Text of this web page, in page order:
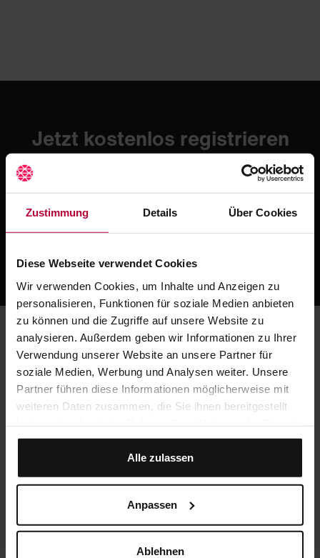
Zustimmung Details Über Cookies
Diese Webseite verwendet Cookies
Wir verwenden Cookies, um Inhalte und Anzeigen zu
personalisieren, Funktionen für soziale Medien anbieten
zu können und die Zugriffe auf unsere Website zu
analysieren. Außerdem geben wir Informationen zu Ihrer
Verwendung unserer Website an unsere Partner für
soziale Medien, Werbung und Analysen weiter. Unsere
Partner führen diese Informationen möglicherweise mit
weiteren Daten zusammen, die Sie ihnen bereitgestellt
gesammelt haben.
Alle zulassen
Anpassen
Ablehnen
Jetzt kostenlos registrieren
und testen
Erlebe mit Crocodile die moderne Art zahnmedizinischer
Fortbildung. Starte mit einer kostenlosen Testphase -
danach ab 49 € / Monat.
Jetzt kostenlos registrieren
Häufig gestellte Fragen
Werden CME-Punkte vergeben?
Ja, du kannst mit Crocodile unbegrenzt CME-Punkte
Was kostet Crocodile?
Crocodile ist eine hochwertige, aber preiswerte
Alternative zu lokalen Fortbildungsangeboten. Nach